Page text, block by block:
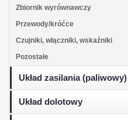
Zbiornik wyrównawczy
Przewody/króćce
Czujniki, włączniki, wskaźniki
Pozostałe
Układ zasilania (paliwowy)
Układ dolotowy